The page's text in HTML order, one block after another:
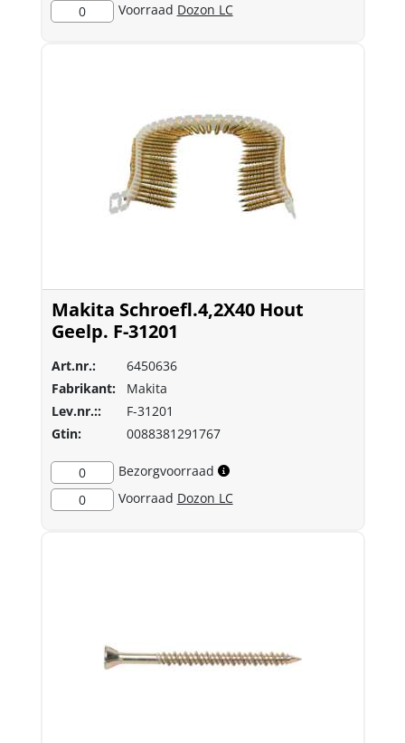
0
Voorraad Dozon LC
Makita Schroefl.4,2X40 Hout
Geelp. F-31201
Art.nr.:
6450636
Fabrikant:
Makita
Lev.nr.::
F-31201
Gtin:
0088381291767
0
Bezorgvoorraad
0
Voorraad Dozon LC